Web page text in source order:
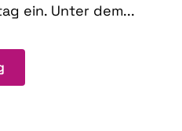
ein. Unter dem...